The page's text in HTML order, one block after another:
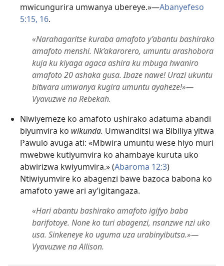
mwicungurira umwanya ubereye.»​—Abanyefeso
5:15, 16.
«Narahagaritse kuraba amafoto y’abantu bashirako
amafoto menshi. Nk’akarorero, umuntu arashobora
kuja ku kiyaga agaca ashira ku mbuga hwaniro
amafoto 20 ashaka gusa. Ibaze nawe! Urazi ukuntu
bitwara umwanya kugira umuntu ayaheze!»​—
Vyavuzwe na Rebekah.
Niwiyemeze ko amafoto ushirako adatuma abandi
biyumvira ko wikunda. Umwanditsi wa Bibiliya yitwa
Pawulo avuga ati: «Mbwira umuntu wese hiyo muri
mwebwe kutiyumvira ko ahambaye kuruta uko
abwirizwa kwiyumvira.» (Abaroma 12:3)
Ntiwiyumvire ko abagenzi bawe bazoca babona ko
amafoto yawe ari ay’igitangaza.
«Hari abantu bashirako amafoto igifyo baba
barifotoye. None ko turi abagenzi, nsanzwe nzi uko
usa. Sinkeneye ko uguma uza urabinyibutsa.»​—
Vyavuzwe na Allison.